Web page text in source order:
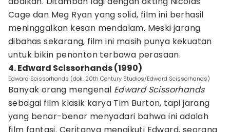
Cage dan Meg Ryan yang solid, film ini berhasil
meninggalkan kesan mendalam. Meski jarang
dibahas sekarang, film ini masih punya kekuatan
untuk bikin penonton terbawa perasaan.
4. Edward Scissorhands (1990)
Edward Scissorhands (dok. 20th Century Studios/Edward Scissorhands)
Banyak orang mengenal Edward Scissorhands
sebagai film klasik karya Tim Burton, tapi jarang
yang benar-benar menyadari bahwa ini adalah